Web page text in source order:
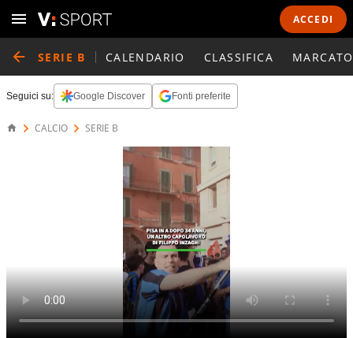
ACCEDI
SERIE B CALENDARIO CLASSIFICA
Seguici su: Google Discover Fonti preferite
CALCIO SERIE B